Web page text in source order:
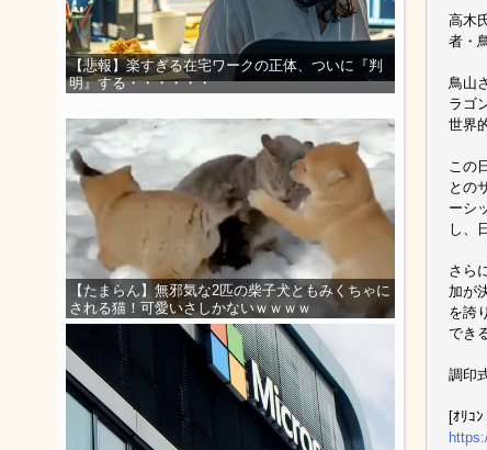
【悲報】楽すぎる在宅ワークの正体、ついに『判
明』する・・・・・・
【たまらん】無邪気な2匹の柴子犬ともみくちゃに
される猫！可愛いさしかないｗｗｗｗ
高木
者・
鳥山
ラゴ
世界
この
との
ーシ
し、
さら
加が
を誇
でき
調印
[ｵﾘｺ